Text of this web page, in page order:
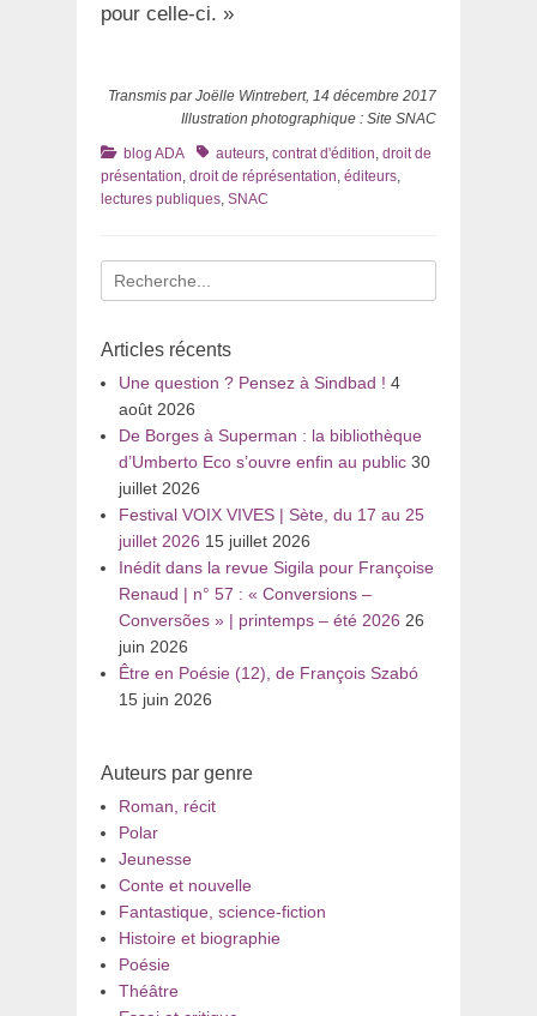
pour celle-ci. »
Transmis par Joëlle Wintrebert, 14 décembre 2017
Illustration photographique : Site SNAC
Catégories
blog ADA Tagsauteurs contrat d'édition droit de
présentation droit de réprésentation éditeurs
lectures publiques SNAC
Recherche
pour
Articles récents
Une question ? Pensez à Sindbad ! 4
août 2026
De Borges à Superman : la bibliothèque
d’Umberto Eco s’ouvre enfin au public 30
juillet 2026
Festival VOIX VIVES | Sète, du 17 au 25
juillet 2026 15 juillet 2026
Inédit dans la revue Sigila pour Françoise
Renaud | n° 57 : « Conversions –
Conversões » | printemps – été 2026 26
juin 2026
Être en Poésie (12), de François Szabó
15 juin 2026
Auteurs par genre
Roman, récit
Polar
Jeunesse
Conte et nouvelle
Fantastique, science-fiction
Histoire et biographie
Poésie
Théâtre